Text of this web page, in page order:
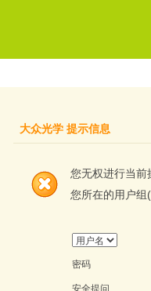
大众光学 提示信息
您无权进行当前
您所在的用户组
密码
安全提问